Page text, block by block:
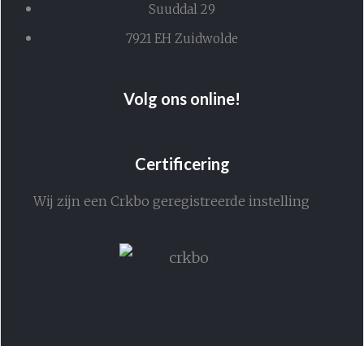
Suuddal 29
7921 EH Zuidwolde
Volg ons online!
Certificering
Wij zijn een Crkbo geregistreerde instelling